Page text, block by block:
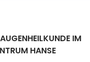
IM
HANSE